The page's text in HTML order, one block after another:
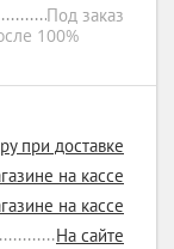
Под заказ
100%
при доставке
на кассе
на кассе
На сайте